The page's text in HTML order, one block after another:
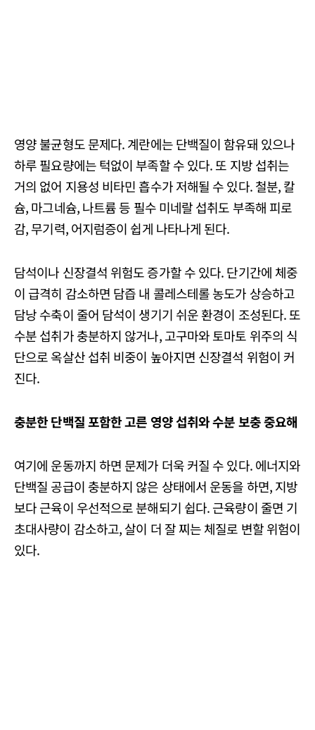
영양 불균형도 문제다. 계란에는 단백질이 함유돼 있으나
하루 필요량에는 턱없이 부족할 수 있다. 또 지방 섭취는
거의 없어 지용성 비타민 흡수가 저해될 수 있다. 철분, 칼
슘, 마그네슘, 나트륨 등 필수 미네랄 섭취도 부족해 피로
감, 무기력, 어지럼증이 쉽게 나타나게 된다.
담석이나 신장결석 위험도 증가할 수 있다. 단기간에 체중
이 급격히 감소하면 담즙 내 콜레스테롤 농도가 상승하고
담낭 수축이 줄어 담석이 생기기 쉬운 환경이 조성된다. 또
수분 섭취가 충분하지 않거나, 고구마와 토마토 위주의 식
단으로 옥살산 섭취 비중이 높아지면 신장결석 위험이 커
진다.
충분한 단백질 포함한 고른 영양 섭취와 수분 보충 중요해
여기에 운동까지 하면 문제가 더욱 커질 수 있다. 에너지와
단백질 공급이 충분하지 않은 상태에서 운동을 하면, 지방
보다 근육이 우선적으로 분해되기 쉽다. 근육량이 줄면 기
초대사량이 감소하고, 살이 더 잘 찌는 체질로 변할 위험이
있다.